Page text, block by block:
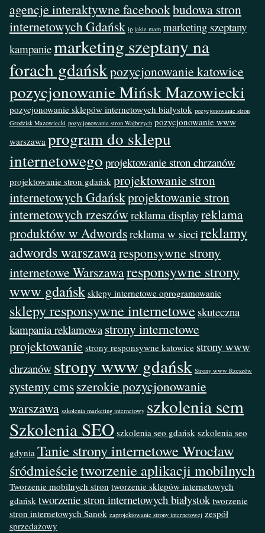
agencje interaktywne facebookbudowa stron
internetowych Gdańsk ip jakie mam marketing szeptany
kampaniemarketing szeptany na
forach gdańskpozycjonowanie katowice
pozycjonowanie Mińsk Mazowiecki
pozycjonowanie sklepów internetowych białystok pozycjonowanie stron
Grodzisk Mazowiecki pozycjonowanie stron Wałbrzych pozycjonowanie www
warszawa program do sklepu
internetowego projektowanie stron chrzanów
projektowanie stron gdańsk projektowanie stron
internetowych Gdańskprojektowanie stron
internetowych rzeszów reklama displayreklama
produktów w Adwordsreklama w siecireklamy
adwords warszawaresponsywne strony
internetowe Warszawaresponsywne strony
www gdańsk sklepy internetowe oprogramowanie
sklepy responsywne internetowe skuteczna
kampania reklamowa strony internetowe
projektowanie strony responsywne katowice strony www
chrzanów strony www gdańsk Strony www Rzeszów
systemy cmsszerokie pozycjonowanie
warszawa szkolenia marketing internetowy szkolenia sem
Szkolenia SEO szkolenia seo gdańsk szkolenia seo
gdynia Tanie strony internetowe Wrocław
śródmieścietworzenie aplikacji mobilnych
Tworzenie mobilnych stron tworzenie sklepów internetowych
gdańsk tworzenie stron internetowych białystok tworzenie
stron internetowych Sanok zaprojektowanie strony internetowej zespół
sprzedażowy